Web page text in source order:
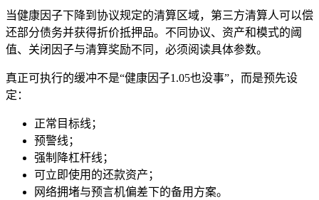
当健康因子下降到协议规定的清算区域，第三方清算人可以偿
还部分债务并获得折价抵押品。不同协议、资产和模式的阈
值、关闭因子与清算奖励不同，必须阅读具体参数。
真正可执行的缓冲不是“健康因子1.05也没事”，而是预先设
定：
正常目标线；
预警线；
强制降杠杆线；
可立即使用的还款资产；
网络拥堵与预言机偏差下的备用方案。